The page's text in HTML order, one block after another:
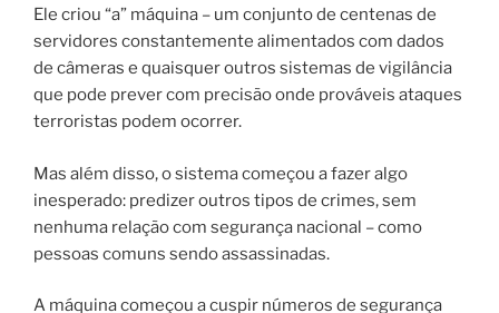
Ele criou “a” máquina – um conjunto de centenas de
servidores constantemente alimentados com dados
de câmeras e quaisquer outros sistemas de vigilância
que pode prever com precisão onde prováveis ataques
terroristas podem ocorrer.
Mas além disso, o sistema começou a fazer algo
inesperado: predizer outros tipos de crimes, sem
nenhuma relação com segurança nacional – como
pessoas comuns sendo assassinadas.
A máquina começou a cuspir números de segurança